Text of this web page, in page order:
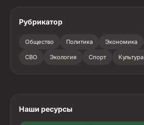
Рубрикатор
Общество Политика Экономика
СВО Экология Спорт Культура
Наши ресурсы